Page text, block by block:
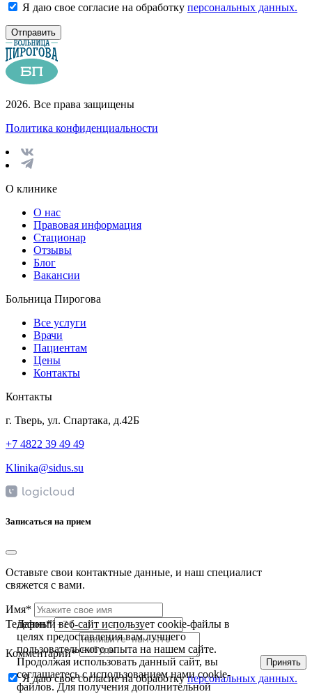
Я даю свое согласие на обработку персональных данных.
Отправить
2026. Все права защищены
Политика конфиденциальности
О клинике
О нас
Правовая информация
Стационар
Отзывы
Блог
Вакансии
Больница Пирогова
Все услуги
Врачи
Пациентам
Цены
Контакты
Контакты
г. Тверь, ул. Спартака, д.42Б
+7 4822 39 49 49
Klinika@sidus.su
Записаться на прием
Оставьте свои контактные данные, и наш специалист
свяжется с вами.
Имя*
Телефон*
Комментарий*
Я даю свое согласие на обработкуперсональных данных.
Данный веб-сайт использует cookie-файлы в
целях предоставления вам лучшего
пользовательского опыта на нашем сайте.
Продолжая использовать данный сайт, вы
соглашаетесь с использованием нами cookie-
файлов. Для получения дополнительной
Принять